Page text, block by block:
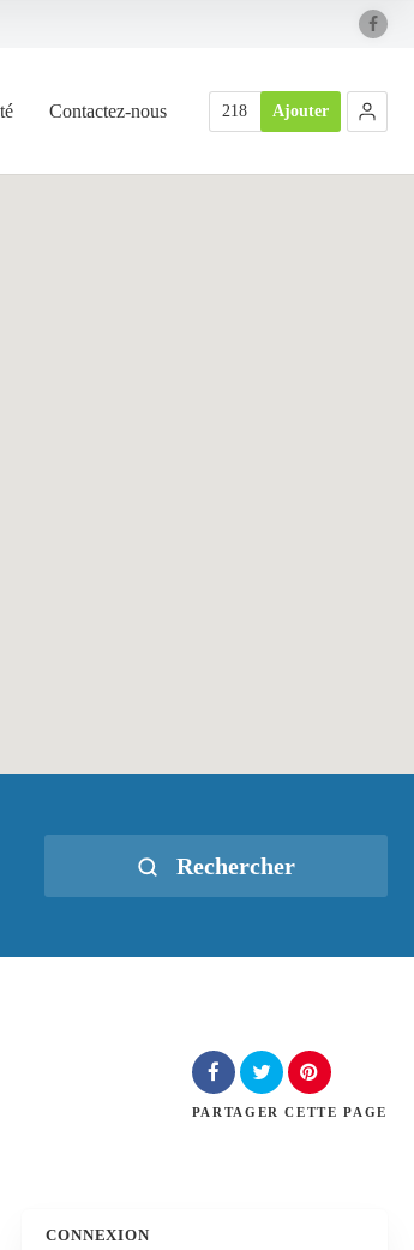
Contactez-nous 218 Ajouter
Rechercher
PARTAGER CETTE PAGE
CONNEXION